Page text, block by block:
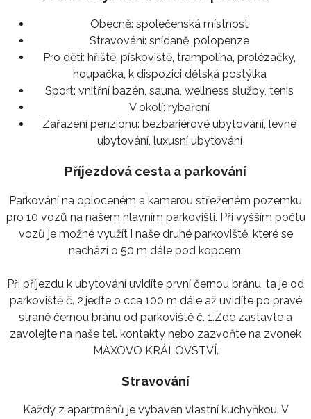
Obecně: společenská místnost
Stravování: snídaně, polopenze
Pro děti: hřiště, pískoviště, trampolína, prolézačky,
houpačka, k dispozici dětská postýlka
Sport: vnitřní bazén, sauna, wellness služby, tenis
V okolí: rybaření
Zařazení penzionu: bezbariérové ubytování, levné
ubytování, luxusní ubytování
Příjezdová cesta a parkování
Parkování na oploceném a kamerou střeženém pozemku
pro 10 vozů na našem hlavním parkovišti. Při vyšším počtu
vozů je možné využít i naše druhé parkoviště, které se
nachází o 50 m dále pod kopcem.
Při příjezdu k ubytování uvidíte první černou bránu, ta je od
parkoviště č. 2,jeďte o cca 100 m dále až uvidíte po pravé
straně černou bránu od parkoviště č. 1.Zde zastavte a
zavolejte na naše tel. kontakty nebo zazvoňte na zvonek
MAXOVO KRÁLOVSTVÍ.
Stravování
Každý z apartmánů je vybaven vlastní kuchyňkou. V